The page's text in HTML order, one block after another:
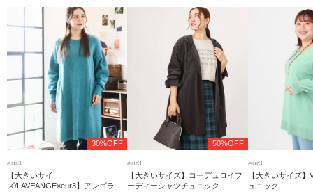
30%OFF
eur3
【大きいサイ
ズ/LAVEANGE×eur3】アンゴラタ
50%OFF
eur3
【大きいサイズ】コーデュロイフ
ーディーシャツチュニック
eur3
【大きいサイズ
ュニック